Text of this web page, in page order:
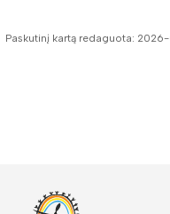
Paskutinį kartą redaguota: 2026-